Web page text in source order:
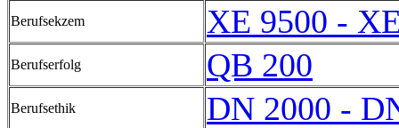
Berufsekzem XE 9500 -
Berufserfolg QB 200
Berufsethik DN 2000 -